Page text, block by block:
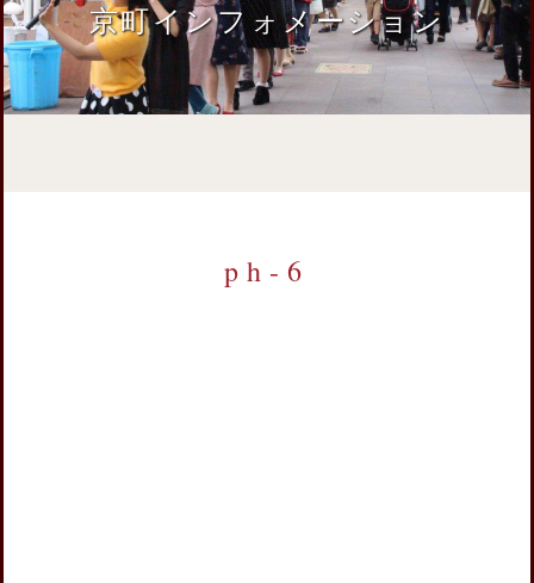
京町インフォメーション
ph-6